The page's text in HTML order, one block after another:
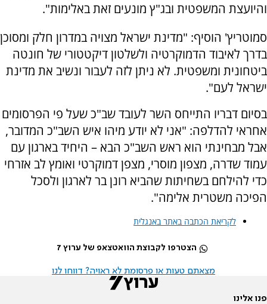
והיועצת המשפטית ובג"ץ מונעים זאת באלימות".
סמוטריץ' הוסיף: "מדינת ישראל מצויה במדרון חלק ומסוכן
בדרך לאיבוד הדמוקרטיה ולשלטון דיקטטורי של חונטה
ביטחונית ומשפטית. לא ניתן לזה לעבור ונשיב את מדינת
ישראל לעם".
בסיום דבריו התייחס השר לעובד שב"כ שעל פי הפרסומים
אחראי להדלפה: "אני לא יודע מיהו איש השב"כ המדובר,
אבל מבחינתי הוא ראש השב"כ הבא – היחיד בארגון עם
עמוד שדרה, מצפון מוסרי, מצפן דמוקרטי ואומץ לב אזרחי
כדי להילחם בשחיתות שהביא רונן בר לארגון ולסכל
הפיכה משטרית אלימה".
לקריאת הכתבה באתר באנגלית
הצטרפו לקבוצת הוואטצאפ של ערוץ 7
מצאתם טעות או פרסומת לא ראויה? דווחו לנו
פנו אלינו